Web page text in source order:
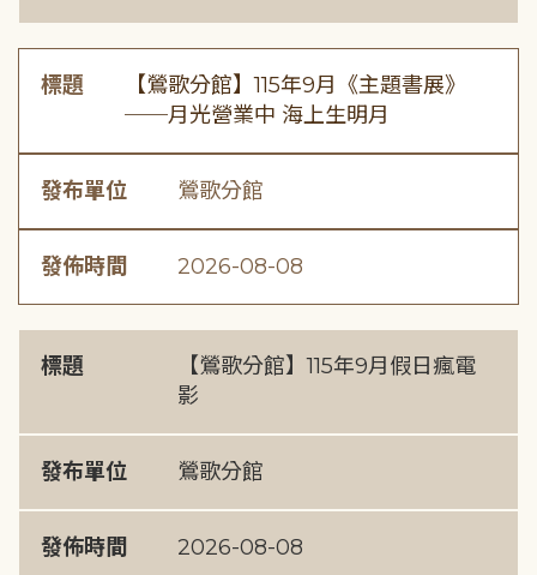
標題
【鶯歌分館】115年9月《主題書展》
──月光營業中 海上生明月
發布單位 鶯歌分館
發佈時間 2026-08-08
標題
【鶯歌分館】115年9月假日瘋電
影
發布單位 鶯歌分館
發佈時間 2026-08-08